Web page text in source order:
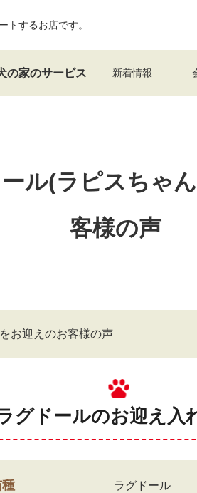
トするお店です。
の家のサービス 新着情報
ル(ラピスちゃ
客様の声
お迎えのお客様の声
グドールのお迎え入
ラグドール